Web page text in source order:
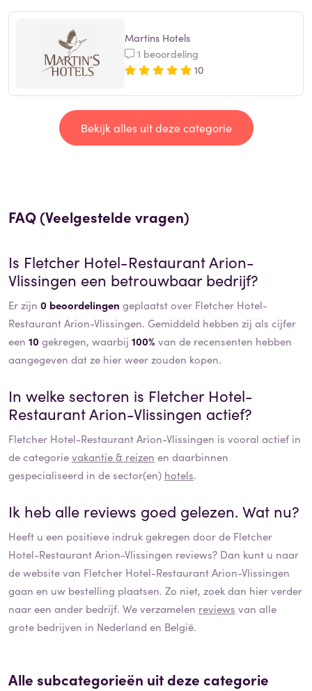
Martins Hotels
1 beoordeling
10
Bekijk alles uit deze categorie
FAQ (Veelgestelde vragen)
Is Fletcher Hotel-Restaurant Arion-
Vlissingen een betrouwbaar bedrijf?
Er zijn 0 beoordelingen geplaatst over Fletcher Hotel-
Restaurant Arion-Vlissingen. Gemiddeld hebben zij als cijfer
een 10 gekregen, waarbij 100% van de recensenten hebben
aangegeven dat ze hier weer zouden kopen.
In welke sectoren is Fletcher Hotel-
Restaurant Arion-Vlissingen actief?
Fletcher Hotel-Restaurant Arion-Vlissingen is vooral actief in
de categorievakantie & reizen en daarbinnen
gespecialiseerd in de sector(en) hotels.
Ik heb alle reviews goed gelezen. Wat nu?
Heeft u een positieve indruk gekregen door de Fletcher
Hotel-Restaurant Arion-Vlissingen reviews? Dan kunt u naar
de website van Fletcher Hotel-Restaurant Arion-Vlissingen
gaan en uw bestelling plaatsen. Zo niet, zoek dan hier verder
naar een ander bedrijf. We verzamelen reviews van alle
grote bedrijven in Nederland en België.
Alle subcategorieën uit deze categorie